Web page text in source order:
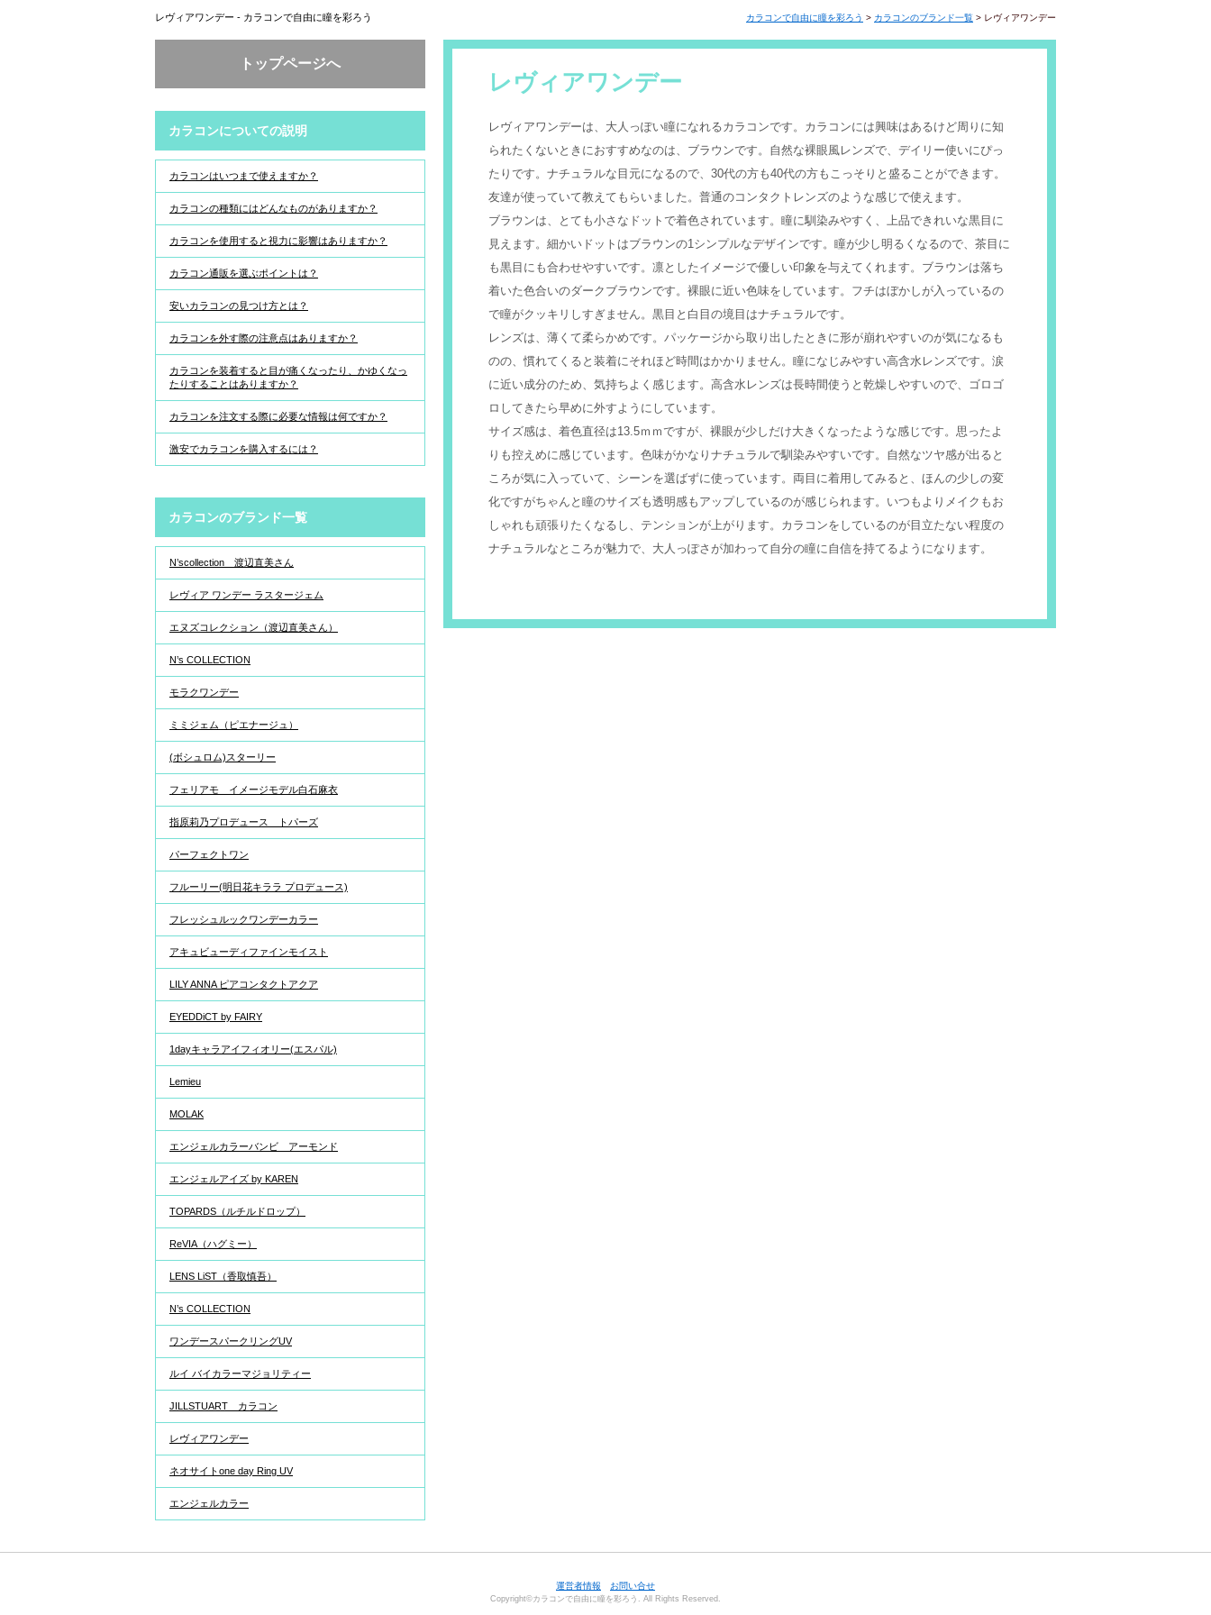
レヴィアワンデー - カラコンで自由に瞳を彩ろう カラコンで自由に瞳を彩ろう > カラコンのブランド一覧 > レヴィアワンデー
レヴィアワンデー
レヴィアワンデーは、大人っぽい瞳になれるカラコンです。カラコンには興味はあるけど周りに知
られたくないときにおすすめなのは、ブラウンです。自然な裸眼風レンズで、デイリー使いにぴっ
たりです。ナチュラルな目元になるので、30代の方も40代の方もこっそりと盛ることができます。
友達が使っていて教えてもらいました。普通のコンタクトレンズのような感じで使えます。
ブラウンは、とても小さなドットで着色されています。瞳に馴染みやすく、上品できれいな黒目に
見えます。細かいドットはブラウンの1シンプルなデザインです。瞳が少し明るくなるので、茶目に
も黒目にも合わせやすいです。凛としたイメージで優しい印象を与えてくれます。ブラウンは落ち
着いた色合いのダークブラウンです。裸眼に近い色味をしています。フチはぼかしが入っているの
で瞳がクッキリしすぎません。黒目と白目の境目はナチュラルです。
レンズは、薄くて柔らかめです。パッケージから取り出したときに形が崩れやすいのが気になるも
のの、慣れてくると装着にそれほど時間はかかりません。瞳になじみやすい高含水レンズです。涙
に近い成分のため、気持ちよく感じます。高含水レンズは長時間使うと乾燥しやすいので、ゴロゴ
ロしてきたら早めに外すようにしています。
サイズ感は、着色直径は13.5ｍｍですが、裸眼が少しだけ大きくなったような感じです。思ったよ
りも控えめに感じています。色味がかなりナチュラルで馴染みやすいです。自然なツヤ感が出ると
ころが気に入っていて、シーンを選ばずに使っています。両目に着用してみると、ほんの少しの変
化ですがちゃんと瞳のサイズも透明感もアップしているのが感じられます。いつもよりメイクもお
しゃれも頑張りたくなるし、テンションが上がります。カラコンをしているのが目立たない程度の
ナチュラルなところが魅力で、大人っぽさが加わって自分の瞳に自信を持てるようになります。
トップページへ
カラコンについての説明
カラコンはいつまで使えますか？
カラコンの種類にはどんなものがありますか？
カラコンを使用すると視力に影響はありますか？
カラコン通販を選ぶポイントは？
安いカラコンの見つけ方とは？
カラコンを外す際の注意点はありますか？
カラコンを装着すると目が痛くなったり、かゆくなっ
たりすることはありますか？
カラコンを注文する際に必要な情報は何ですか？
激安でカラコンを購入するには？
カラコンのブランド一覧
N’scollection 渡辺直美さん
レヴィア ワンデー ラスタージェム
エヌズコレクション（渡辺直美さん）
N’s COLLECTION
モラクワンデー
ミミジェム（ピエナージュ）
(ボシュロム)スターリー
フェリアモ イメージモデル白石麻衣
指原莉乃プロデュース トパーズ
パーフェクトワン
フルーリー(明日花キララ プロデュース)
フレッシュルックワンデーカラー
アキュビューディファインモイスト
LILY ANNA ピアコンタクトアクア
EYEDDiCT by FAIRY
1dayキャラアイフィオリー(エスパル)
Lemieu
MOLAK
エンジェルカラーバンビ アーモンド
エンジェルアイズ by KAREN
TOPARDS（ルチルドロップ）
ReVIA（ハグミー）
LENS LiST（香取慎吾）
N’s COLLECTION
ワンデースパークリングUV
ルイ バイカラーマジョリティー
JILLSTUART カラコン
レヴィアワンデー
ネオサイトone day Ring UV
エンジェルカラー
運営者情報 お問い合せ
Copyright©カラコンで自由に瞳を彩ろう. All Rights Reserved.